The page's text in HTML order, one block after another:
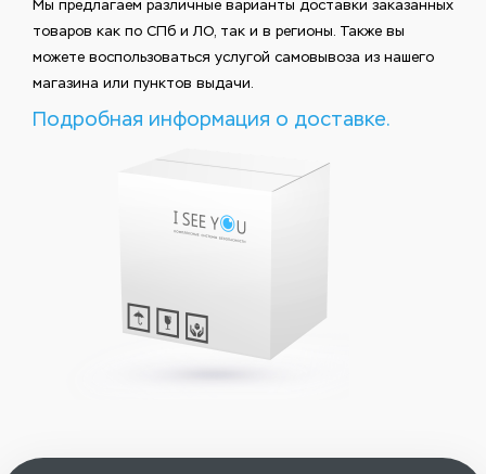
Мы предлагаем различные варианты доставки заказанных
товаров как по СПб и ЛО, так и в регионы. Также вы
можете воспользоваться услугой самовывоза из нашего
магазина или пунктов выдачи.
Подробная информация о доставке.